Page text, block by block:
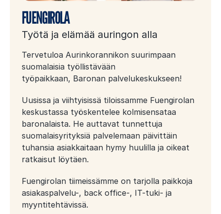
FUENGIROLA
Työtä ja elämää auringon alla
Tervetuloa Aurinkorannikon suurimpaan
suomalaisia työllistävään
työpaikkaan, Baronan palvelukeskukseen!
Uusissa ja viihtyisissä tiloissamme Fuengirolan
keskustassa työskentelee kolmisensataa
baronalaista. He auttavat tunnettuja
suomalaisyrityksiä palvelemaan päivittäin
tuhansia asiakkaitaan hymy huulilla ja oikeat
ratkaisut löytäen.
Fuengirolan tiimeissämme on tarjolla paikkoja
asiakaspalvelu-, back office-, IT-tuki- ja
myyntitehtävissä.